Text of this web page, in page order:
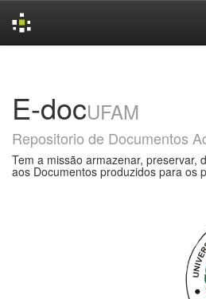
E-docUFAM
Repositorio de Documentos
Tem a missão armazenar, preservar,
aos Documentos produzidos para os